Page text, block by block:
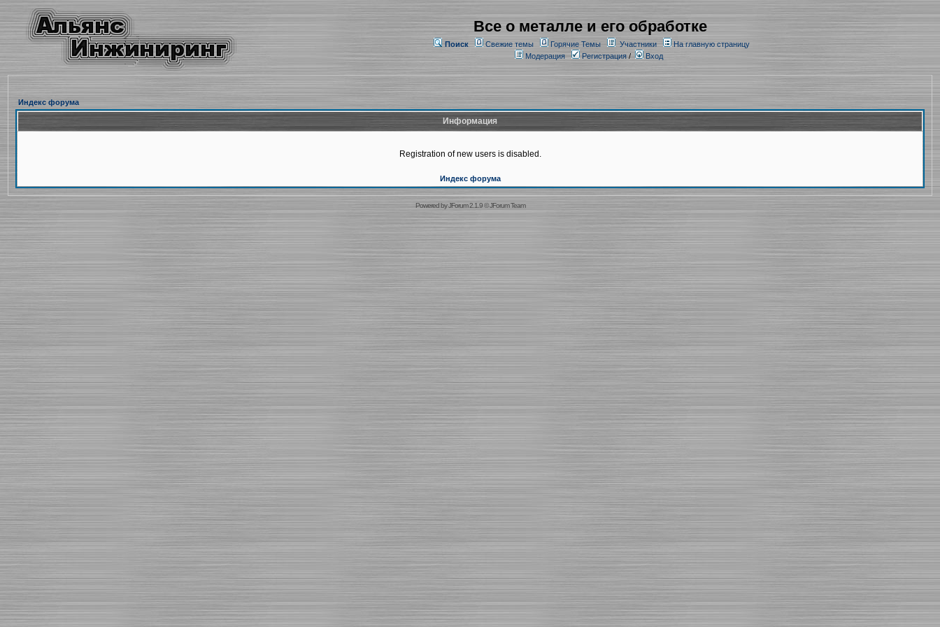
Все о металле и его обработке
Поиск Свежие темы Горячие Темы Участники
На главную страницу
Модерация
Регистрация/ Вход
Индекс форума
Информация
Registration of new users is disabled.
Индекс форума
Powered byJForum 2.1.9©JForum Team